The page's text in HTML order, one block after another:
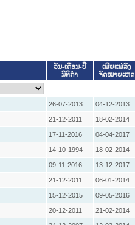
ວັນ-ເດືອນ-ປີ
ນິຕິກໍາ
ເຜີຍແຜ່ລົງ
ຈົດໝາຍເຫດ
26-07-2013 04-12-2013
21-12-2011 18-02-2014
17-11-2016 04-04-2017
14-10-1994 18-02-2014
09-11-2016 13-12-2017
21-12-2011 06-01-2014
15-12-2015 09-05-2016
20-12-2011 21-02-2014